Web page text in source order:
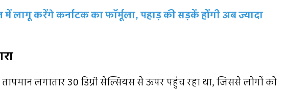
में लागू करेंगे कर्नाटक का फॉर्मूला, पहाड़ की सड़कें होंगी अब ज्यादा
लगातार 30 डिग्री सेल्सियस से ऊपर पहुंच रहा था, जिससे लोगों को